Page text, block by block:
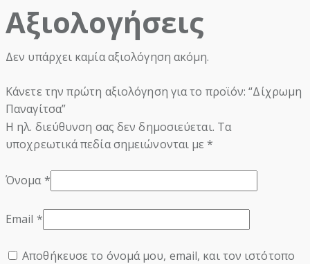
Αξιολογήσεις
Δεν υπάρχει καμία αξιολόγηση ακόμη.
Κάνετε την πρώτη αξιολόγηση για το προϊόν: “Δίχρωμη
Παναγίτσα”
Η ηλ. διεύθυνση σας δεν δημοσιεύεται. Τα
υποχρεωτικά πεδία σημειώνονται με*
Όνομα*
Email *
Αποθήκευσε το όνομά μου, email, και τον ιστότοπο